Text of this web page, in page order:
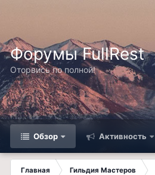
Форумы FullRest
Оторвись по полной!
Обзор Активность
Главная Гильдия Мастеров